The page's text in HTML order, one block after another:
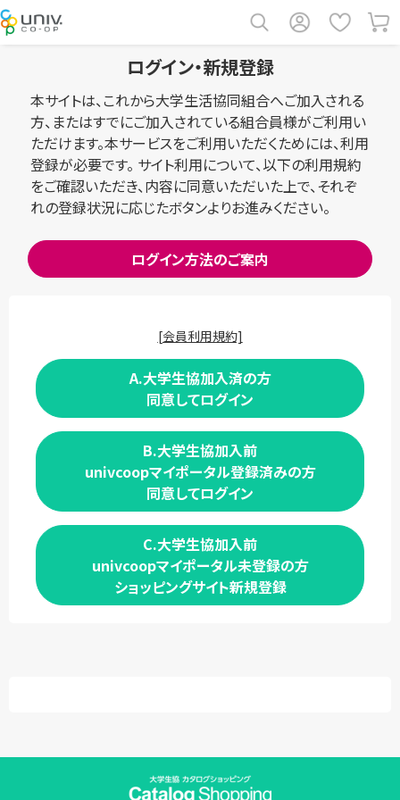
ログイン・新規登録
本サイトは、これから大学生活協同組合へご加入される
方、またはすでにご加入されている組合員様がご利用い
ただけます。本サービスをご利用いただくためには、利用
登録が必要です。 サイト利用について、以下の利用規約
をご確認いただき、内容に同意いただいた上で、それぞ
れの登録状況に応じたボタンよりお進みください。
ログイン方法のご案内
[会員利用規約]
A.大学生協加入済の方
同意してログイン
B.大学生協加入前
univcoopマイポータル登録済みの方
同意してログイン
C.大学生協加入前
univcoopマイポータル未登録の方
ショッピングサイト新規登録